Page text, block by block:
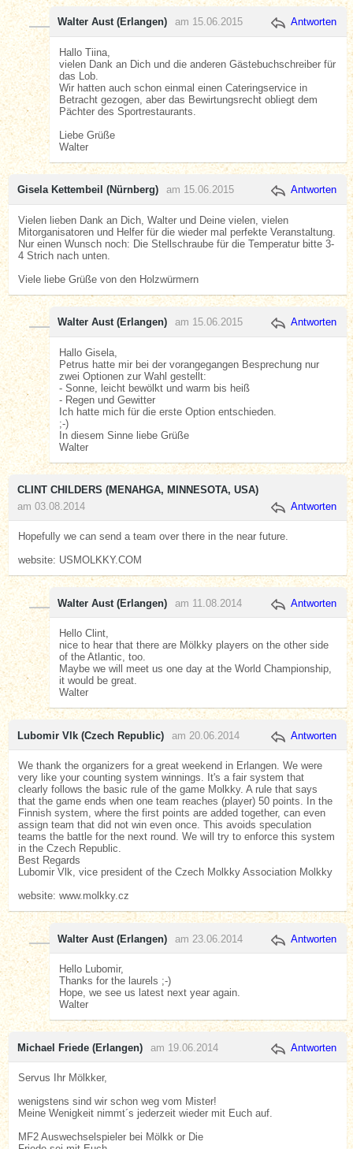
Walter Aust (Erlangen) am 15.06.2015 Antworten
Hallo Tiina,
vielen Dank an Dich und die anderen Gästebuchschreiber für
das Lob.
Wir hatten auch schon einmal einen Cateringservice in
Betracht gezogen, aber das Bewirtungsrecht obliegt dem
Pächter des Sportrestaurants.
Liebe Grüße
Walter
Gisela Kettembeil (Nürnberg) am 15.06.2015 Antworten
Vielen lieben Dank an Dich, Walter und Deine vielen, vielen
Mitorganisatoren und Helfer für die wieder mal perfekte Veranstaltung.
Nur einen Wunsch noch: Die Stellschraube für die Temperatur bitte 3-
4 Strich nach unten.
Viele liebe Grüße von den Holzwürmern
Walter Aust (Erlangen) am 15.06.2015 Antworten
Hallo Gisela,
Petrus hatte mir bei der vorangegangen Besprechung nur
zwei Optionen zur Wahl gestellt:
- Sonne, leicht bewölkt und warm bis heiß
- Regen und Gewitter
Ich hatte mich für die erste Option entschieden.
;-)
In diesem Sinne liebe Grüße
Walter
CLINT CHILDERS (MENAHGA, MINNESOTA, USA)
am 03.08.2014
Antworten
Hopefully we can send a team over there in the near future.
website: USMOLKKY.COM
Walter Aust (Erlangen) am 11.08.2014 Antworten
Hello Clint,
nice to hear that there are Mölkky players on the other side
of the Atlantic, too.
Maybe we will meet us one day at the World Championship,
it would be great.
Walter
Lubomir Vlk (Czech Republic) am 20.06.2014 Antworten
We thank the organizers for a great weekend in Erlangen. We were
very like your counting system winnings. It's a fair system that
clearly follows the basic rule of the game Molkky. A rule that says
that the game ends when one team reaches (player) 50 points. In the
Finnish system, where the first points are added together, can even
assign team that did not win even once. This avoids speculation
teams the battle for the next round. We will try to enforce this system
in the Czech Republic.
Best Regards
Lubomir Vlk, vice president of the Czech Molkky Association Molkky
website: www.molkky.cz
Walter Aust (Erlangen) am 23.06.2014 Antworten
Hello Lubomir,
Thanks for the laurels ;-)
Hope, we see us latest next year again.
Walter
Michael Friede (Erlangen) am 19.06.2014 Antworten
Servus Ihr Mölkker,
wenigstens sind wir schon weg vom Mister!
Meine Wenigkeit nimmt´s jederzeit wieder mit Euch auf.
MF2 Auswechselspieler bei Mölkk or Die